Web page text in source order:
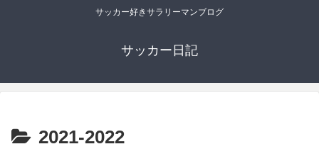
サッカー好きサラリーマンブログ
サッカー日記
2021-2022